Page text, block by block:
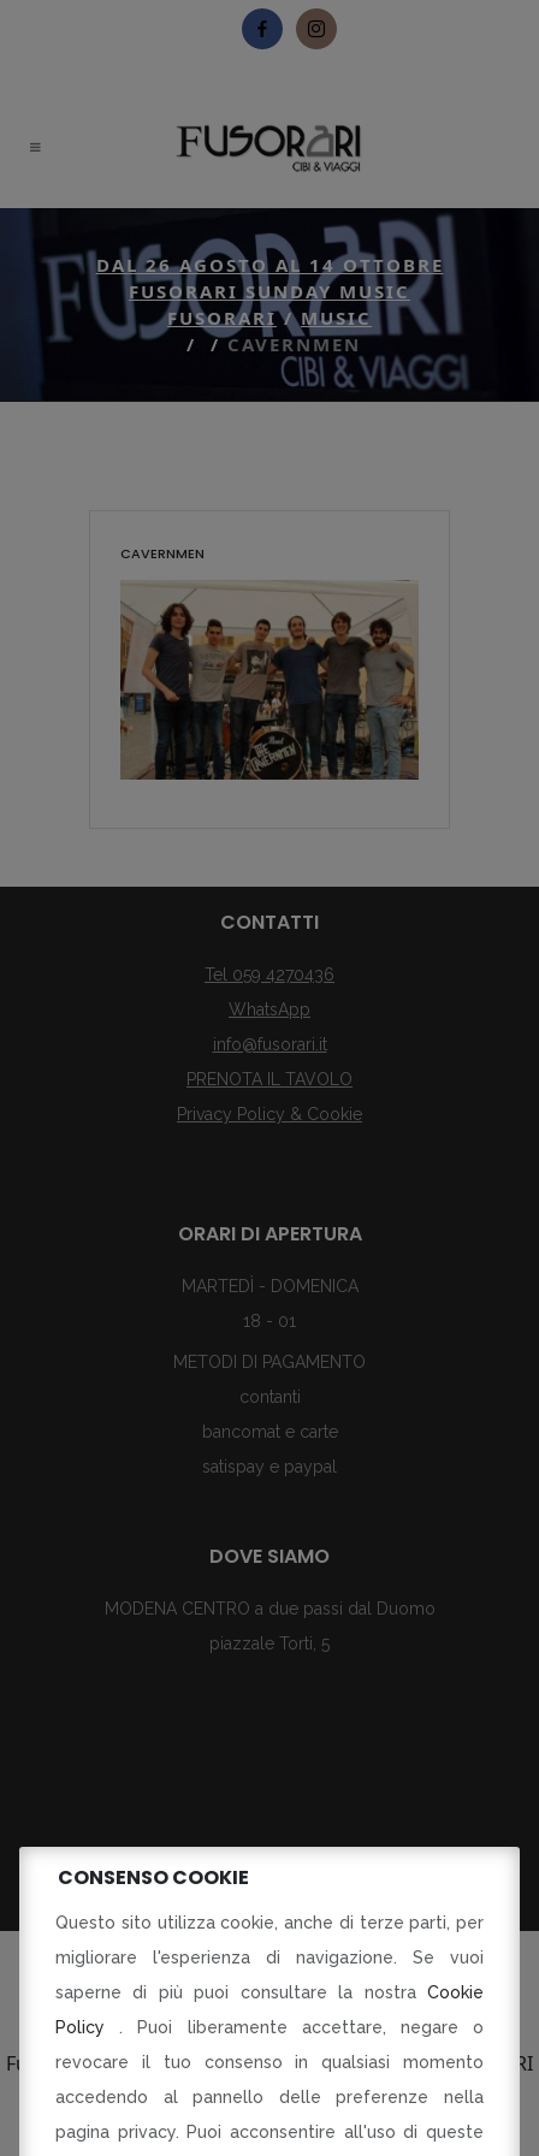
DAL 26 AGOSTO AL 14 OTTOBRE
FUSORARI SUNDAY MUSIC
FUSORARI/MUSIC
/
/CAVERNMEN
CAVERNMEN
CONTATTI
Tel 059 4270436
WhatsApp
info@fusorari.it
PRENOTA IL TAVOLO
Privacy Policy & Cookie
ORARI DI APERTURA
MARTEDÌ - DOMENICA
18 - 01
METODI DI PAGAMENTO
contanti
bancomat e carte
satispay e paypal
DOVE SIAMO
MODENA CENTRO a due passi dal Duomo
piazzale Torti, 5
©Tutti i diritti riservati
Fusorari di Dania Botti e C SAS p.le Torti 5 Modena PI CF RI
03134230360
R-INNOVARE PER RI-PARTIRE
CONSENSO COOKIE
Questo sito utilizza cookie, anche di terze parti, per
migliorare l'esperienza di navigazione. Se vuoi
saperne di più puoi consultare la nostra Cookie
Policy . Puoi liberamente accettare, negare o
revocare il tuo consenso in qualsiasi momento
accedendo al pannello delle preferenze nella
pagina privacy. Puoi acconsentire all'uso di queste